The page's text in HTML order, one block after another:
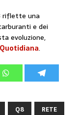
riflette una
e dei
evoluzione,
.
Q8 RETE